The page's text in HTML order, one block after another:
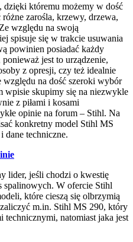
dzięki któremu możemy w dość
zarośla, krzewy, drzewa,
względu na swoją
spisuje się w trakcie usuwania
powinien posiadać każdy
jest to urządzenie,
z opresji, czy też idealnie
względu na dość szeroki wybór
wpisie skupimy się na niezwykle
z piłami i kosami
opinie na forum – Stihl. Na
konkretny model Stihl MS
dane techniczne.
lider, jeśli chodzi o kwestię
spalinowych. W ofercie Stihl
które cieszą się olbrzymią
m.in. Stihl MS 290, który
natomiast jaka jest